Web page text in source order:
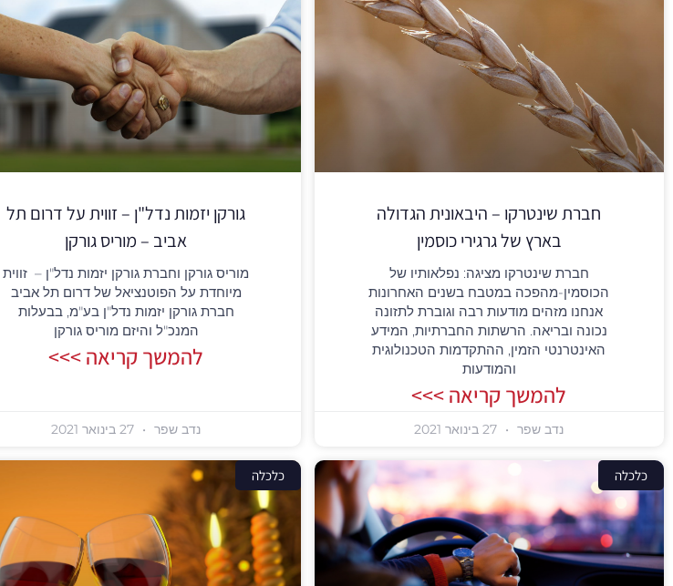
חברת שינטרקו – היבאונית הגדולה
בארץ של גרגירי כוסמין
חברת שינטרקו מציגה: נפלאותיו של
הכוסמין-מהפכה במטבח בשנים האחרונות
אנחנו מזהים מודעות רבה וגוברת לתזונה
נכונה ובריאה. הרשתות החברתיות, המידע
האינטרנטי הזמין, ההתקדמות הטכנולוגית
והמודעות
להמשך קריאה >>>
נדב שפר
גורקן יזמות נדל"ן – זווית על דרום תל
אביב – מוריס גורקן
מוריס גורקן וחברת גורקן יזמות נדל"ן – זווית
מיוחדת על הפוטנציאל של דרום תל אביב
חברת גורקן יזמות נדל"ן בע"מ, בבעלות
המנכ"ל והיזם מוריס גורקן
להמשך קריאה >>>
נדב שפר
כלכלה כלכלה